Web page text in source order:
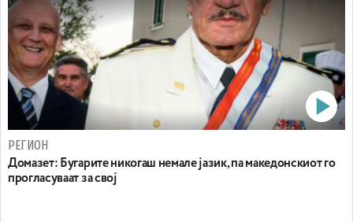
РЕГИОН
Домазет: Бугарите никогаш немале јазик, па македонскиот го
прогласуваат за свој